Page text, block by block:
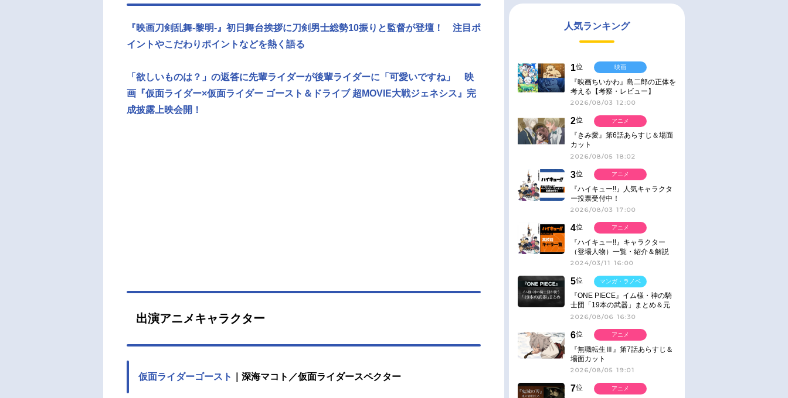
『映画刀剣乱舞-黎明-』初日舞台挨拶に刀剣男士総勢10振りと監督が登壇！ 注目ポ
イントやこだわりポイントなどを熱く語る
「欲しいものは？」の返答に先輩ライダーが後輩ライダーに「可愛いですね」 映
画『仮面ライダー×仮面ライダー ゴースト＆ドライブ 超MOVIE大戦ジェネシス』完
成披露上映会開！
出演アニメキャラクター
仮面ライダーゴースト ｜深海マコト／仮面ライダースペクター
人気ランキング
1位
『映画ちいかわ』島二郎の正体を
考える【考察・レビュー】
2026/08/03 12:00
映画
2位
『きみ愛』第6話あらすじ＆場面
カット
2026/08/05 18:02
アニメ
3位
『ハイキュー!!』人気キャラクタ
ー投票受付中！
2026/08/03 17:00
アニメ
4位
『ハイキュー!!』キャラクター
（登場人物）一覧・紹介＆解説
2024/03/11 16:00
アニメ
5位
『ONE PIECE』イム様・神の騎
士団「19本の武器」まとめ＆元
ネタ
2026/08/06 16:30
マンガ・ラノベ
6位
『無職転生Ⅲ』第7話あらすじ＆
場面カット
2026/08/05 19:01
アニメ
7位
アニメ